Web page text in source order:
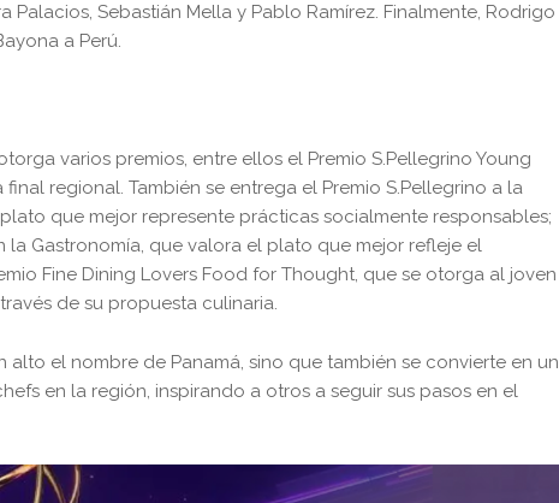
Palacios, Sebastián Mella y Pablo Ramírez. Finalmente, Rodrigo
a Perú.
varios premios, entre ellos el Premio S.Pellegrino Young
regional. También se entrega el Premio S.Pellegrino a la
que mejor represente prácticas socialmente responsables;
la Gastronomía, que valora el plato que mejor refleje el
Fine Dining Lovers Food for Thought, que se otorga al joven
de su propuesta culinaria.
alto el nombre de Panamá, sino que también se convierte en un
en la región, inspirando a otros a seguir sus pasos en el